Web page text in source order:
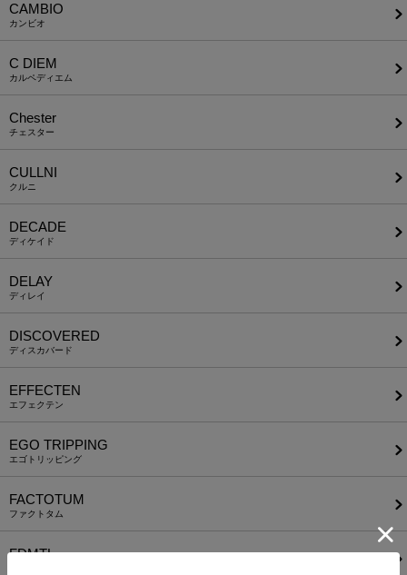
CAMBIO
カンビオ
C DIEM
カルペディエム
Chester
チェスター
CULLNI
クルニ
DECADE
ディケイド
DELAY
ディレイ
DISCOVERED
ディスカバード
EFFECTEN
エフェクテン
EGO TRIPPING
エゴトリッピング
FACTOTUM
ファクトタム
FDMTL